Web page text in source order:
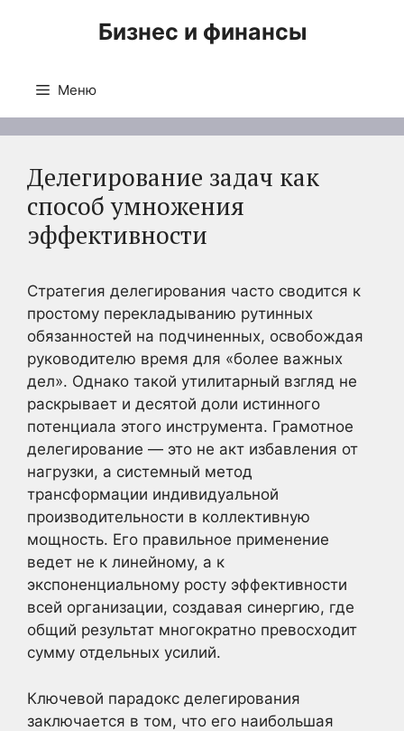
Бизнес и финансы
Меню
Делегирование задач как
способ умножения
эффективности
Стратегия делегирования часто сводится к
простому перекладыванию рутинных
обязанностей на подчиненных, освобождая
руководителю время для «более важных
дел». Однако такой утилитарный взгляд не
раскрывает и десятой доли истинного
потенциала этого инструмента. Грамотное
делегирование — это не акт избавления от
нагрузки, а системный метод
трансформации индивидуальной
производительности в коллективную
мощность. Его правильное применение
ведет не к линейному, а к
экспоненциальному росту эффективности
всей организации, создавая синергию, где
общий результат многократно превосходит
сумму отдельных усилий.
Ключевой парадокс делегирования
заключается в том, что его наибольшая